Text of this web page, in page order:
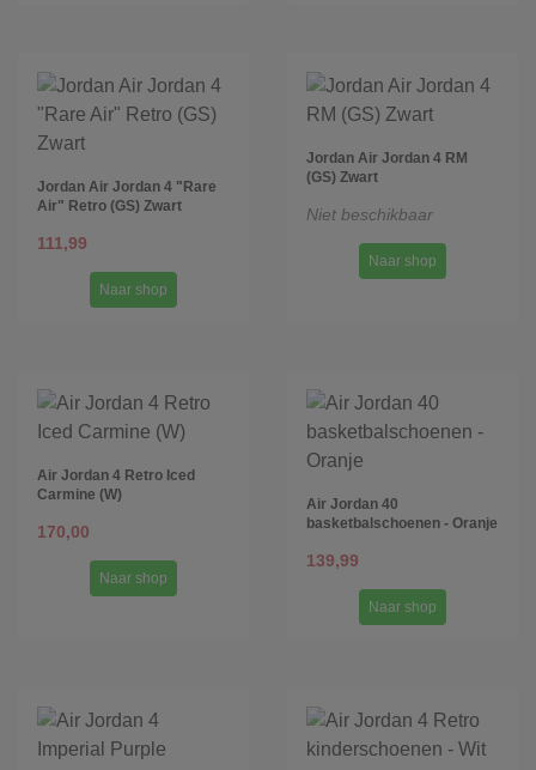
Jordan Air Jordan 4 "Rare
Air" Retro (GS) Zwart
111,99
Naar shop
Jordan Air Jordan 4 RM
(GS) Zwart
Niet beschikbaar
Naar shop
Air Jordan 4 Retro Iced
Carmine (W)
170,00
Naar shop
Air Jordan 40
basketbalschoenen - Oranje
139,99
Naar shop